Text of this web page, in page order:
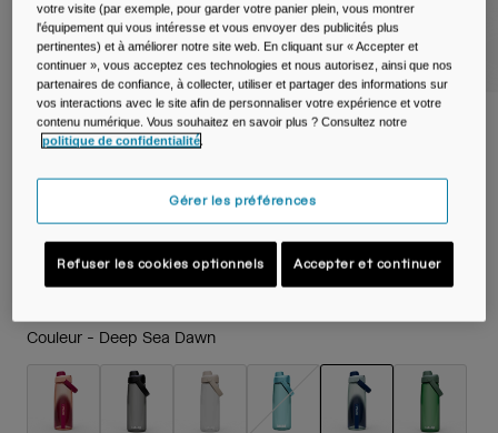
Accessoires
Tout Voir
Gourde Thrive™ Chug Tritan™ Renew
750ml
38666-F46-OS
21,99 €
Couleur - Deep Sea Dawn
votre visite (par exemple, pour garder votre panier plein, vous montrer
l'équipement qui vous intéresse et vous envoyer des publicités plus
pertinentes) et à améliorer notre site web. En cliquant sur « Accepter et
continuer », vous acceptez ces technologies et nous autorisez, ainsi que nos
partenaires de confiance, à collecter, utiliser et partager des informations sur
vos interactions avec le site afin de personnaliser votre expérience et votre
contenu numérique. Vous souhaitez en savoir plus ? Consultez notre
politique de confidentialité.
Gérer les préférences
Refuser les cookies optionnels Accepter et continuer